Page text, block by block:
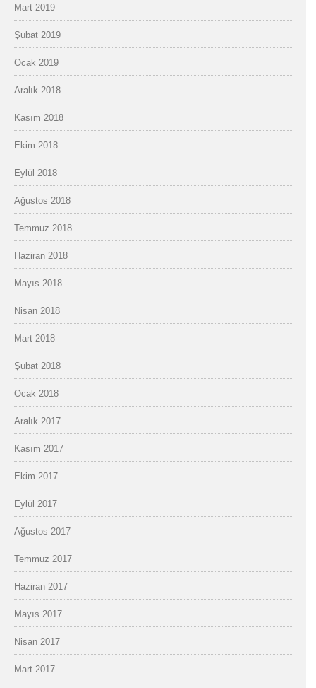
Mart 2019
Şubat 2019
Ocak 2019
Aralık 2018
Kasım 2018
Ekim 2018
Eylül 2018
Ağustos 2018
Temmuz 2018
Haziran 2018
Mayıs 2018
Nisan 2018
Mart 2018
Şubat 2018
Ocak 2018
Aralık 2017
Kasım 2017
Ekim 2017
Eylül 2017
Ağustos 2017
Temmuz 2017
Haziran 2017
Mayıs 2017
Nisan 2017
Mart 2017